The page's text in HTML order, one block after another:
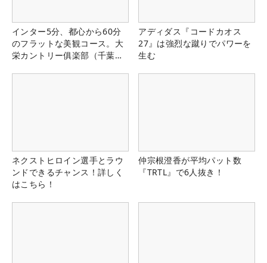
インター5分、都心から60分
のフラットな美観コース。大
栄カントリー俱楽部（千葉
アディダス『コードカオス
27』は強烈な蹴りでパワーを
生む
ネクストヒロイン選手とラウ
ンドできるチャンス！詳しく
はこちら！
仲宗根澄香が平均パット数
『TRTL』で6人抜き！